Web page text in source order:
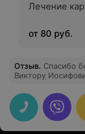
Лечение
от 80 руб.
Отзыв. Спасибо
Виктору
два зуба (один
большое
(администратор). Прекрасные доктора, которые
прекрасно